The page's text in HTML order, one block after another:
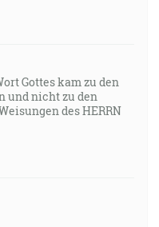
Gottes kam zu den
und nicht zu den
des HERRN